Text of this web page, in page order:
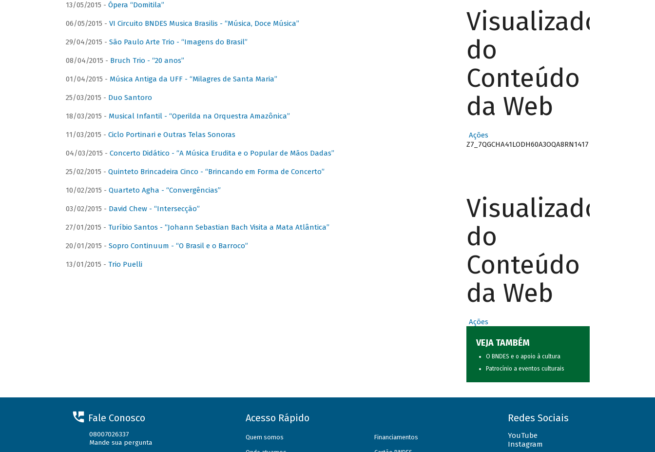
13/05/2015 - Ópera “Domitila”
06/05/2015 - VI Circuito BNDES Musica Brasilis - “Música, Doce Música”
29/04/2015 - São Paulo Arte Trio - “Imagens do Brasil”
08/04/2015 - Bruch Trio - “20 anos”
01/04/2015 - Música Antiga da UFF - “Milagres de Santa Maria”
25/03/2015 - Duo Santoro
18/03/2015 - Musical Infantil - “Operilda na Orquestra Amazônica”
11/03/2015 - Ciclo Portinari e Outras Telas Sonoras
04/03/2015 - Concerto Didático - “A Música Erudita e o Popular de Mãos Dadas”
25/02/2015 - Quinteto Brincadeira Cinco - “Brincando em Forma de Concerto”
10/02/2015 - Quarteto Agha - “Convergências”
03/02/2015 - David Chew - “Intersecção”
27/01/2015 - Turíbio Santos - “Johann Sebastian Bach Visita a Mata Atlântica”
20/01/2015 - Sopro Continuum - “O Brasil e o Barroco”
13/01/2015 - Trio Puelli
Visualizador
do
Conteúdo
da Web
Ações
Z7_7QGCHA41LODH60A3OQA8RN1417
Visualizador
do
Conteúdo
da Web
Ações
VEJA TAMBÉM
O BNDES e o apoio à cultura
Patrocínio a eventos culturais
Fale Conosco
08007026337
Mande sua pergunta
Acesso Rápido
Quem somos Financiamentos
Redes Sociais
YouTube
Instagram